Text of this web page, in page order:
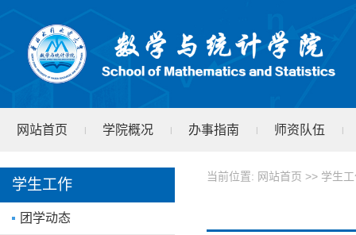
网站首页 | 学院概况 | 办事指南 | 师资队伍 |
学院文件
学生工作
团学动态
当前位置: 网站首页 >> 学生